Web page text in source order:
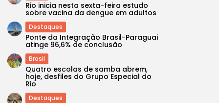
Rio inicia nesta sexta-feira estudo
sobre vacina da dengue em adultos
Destaques
Ponte da Integração Brasil-Paraguai
atinge 96,6% de conclusão
Brasil
Quatro escolas de samba abrem,
hoje, desfiles do Grupo Especial do
Rio
Destaques